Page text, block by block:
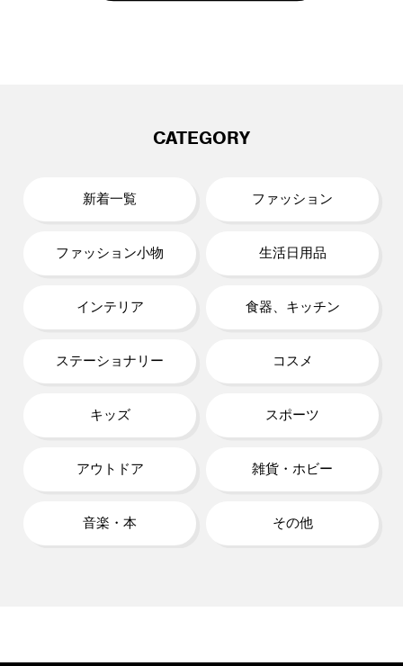
CATEGORY
新着一覧 ファッション
ファッション小物 生活日用品
インテリア 食器、キッチン
ステーショナリー コスメ
キッズ スポーツ
アウトドア 雑貨・ホビー
音楽・本 その他